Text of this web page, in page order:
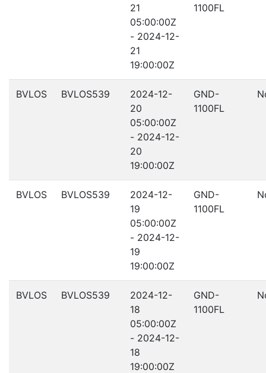
21
05:00:00Z
- 2024-12-
21
19:00:00Z
1100FL
BVLOS BVLOS539
2024-12-
20
05:00:00Z
- 2024-12-
20
19:00:00Z
GND-
1100FL
BVLOS BVLOS539
2024-12-
19
05:00:00Z
- 2024-12-
19
19:00:00Z
GND-
1100FL
BVLOS BVLOS539
2024-12-
18
05:00:00Z
- 2024-12-
18
19:00:00Z
GND-
1100FL